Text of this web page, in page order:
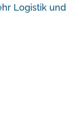
Logistik und